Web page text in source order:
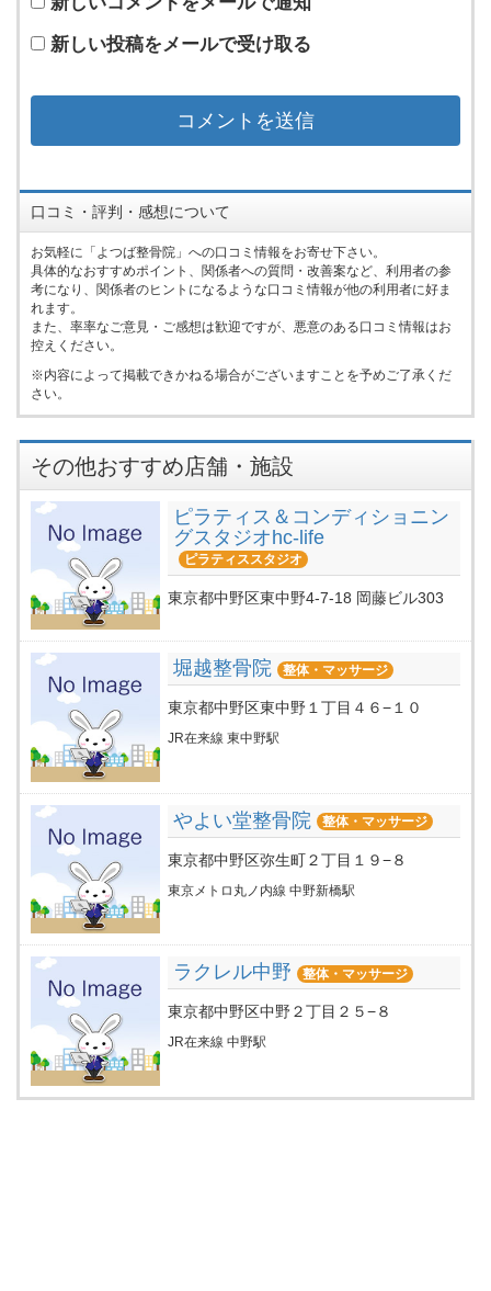
新しい投稿をメールで受け取る
口コミ・評判・感想について
お気軽に「よつば整骨院」への口コミ情報をお寄せ下さい。
具体的なおすすめポイント、関係者への質問・改善案など、利用者の参
考になり、関係者のヒントになるような口コミ情報が他の利用者に好ま
れます。
また、率率なご意見・ご感想は歓迎ですが、悪意のある口コミ情報はお
控えください。
内容によって掲載できかねる場合がございますことを予めご了承くだ
さい。
その他おすすめ店舗・施設
ピラティス＆コンディショニン
グスタジオhc-life
ピラティススタジオ
東京都中野区東中野4-7-18 岡藤ビル303
堀越整骨院 整体・マッサージ
東京都中野区東中野１丁目４６−１０
JR在来線 東中野駅
やよい堂整骨院 整体・マッサージ
東京都中野区弥生町２丁目１９−８
東京メトロ丸ノ内線 中野新橋駅
ラクレル中野 整体・マッサージ
東京都中野区中野２丁目２５−８
JR在来線 中野駅